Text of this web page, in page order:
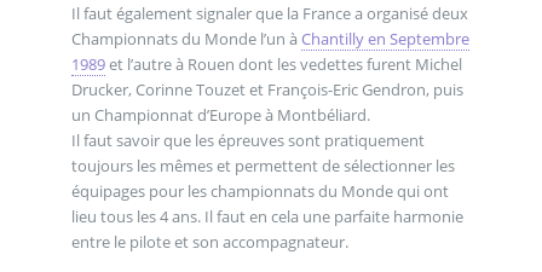
Il faut également signaler que la France a organisé deux
Championnats du Monde l’un à Chantilly en Septembre
1989et l’autre à Rouen dont les vedettes furent Michel
Drucker, Corinne Touzet et François-Eric Gendron, puis
un Championnat d’Europe à Montbéliard.
Il faut savoir que les épreuves sont pratiquement
toujours les mêmes et permettent de sélectionner les
équipages pour les championnats du Monde qui ont
lieu tous les 4 ans. Il faut en cela une parfaite harmonie
entre le pilote et son accompagnateur.